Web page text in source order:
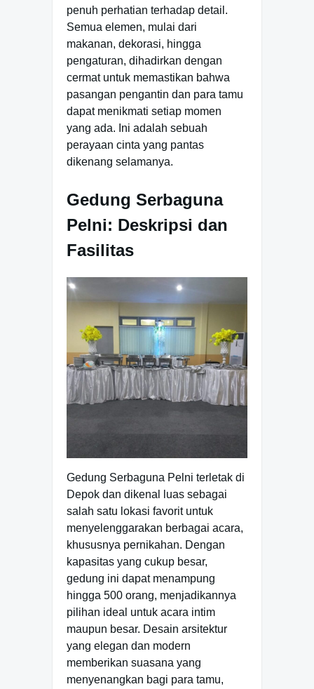
penuh perhatian terhadap detail.
Semua elemen, mulai dari
makanan, dekorasi, hingga
pengaturan, dihadirkan dengan
cermat untuk memastikan bahwa
pasangan pengantin dan para tamu
dapat menikmati setiap momen
yang ada. Ini adalah sebuah
perayaan cinta yang pantas
dikenang selamanya.
Gedung Serbaguna
Pelni: Deskripsi dan
Fasilitas
Gedung Serbaguna Pelni terletak di
Depok dan dikenal luas sebagai
salah satu lokasi favorit untuk
menyelenggarakan berbagai acara,
khususnya pernikahan. Dengan
kapasitas yang cukup besar,
gedung ini dapat menampung
hingga 500 orang, menjadikannya
pilihan ideal untuk acara intim
maupun besar. Desain arsitektur
yang elegan dan modern
memberikan suasana yang
menyenangkan bagi para tamu,